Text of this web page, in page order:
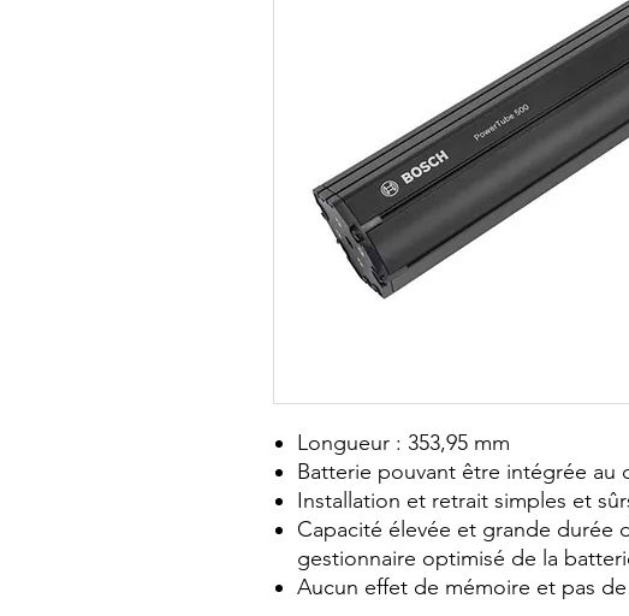
Longueur : 353,95 mm
Batterie pouvant être intégrée au
Installation et retrait simples et
Capacité élevée et grande durée
gestionnaire optimisé de la
Aucun effet de mémoire et pas